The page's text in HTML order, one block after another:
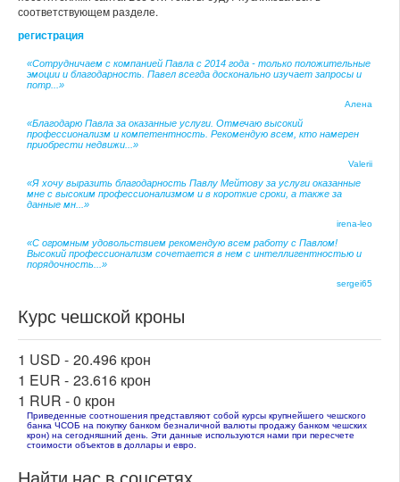
соответствующем разделе.
регистрация
«Сотрудничаем с компанией Павла с 2014 года - только положительные
эмоции и благодарность. Павел всегда досконально изучает запросы и
потр...»
Алена
«Благодарю Павла за оказанные услуги. Отмечаю высокий
профессионализм и компетентность. Рекомендую всем, кто намерен
приобрести недвижи...»
Valerii
«Я хочу выразить благодарность Павлу Мейтову за услуги оказанные
мне с высоким профессионализмом и в короткие сроки, а также за
данные мн...»
irena-leo
«С огромным удовольствием рекомендую всем работу с Павлом!
Высокий профессионализм сочетается в нем с интеллигентностью и
порядочность...»
sergei65
Курс чешской кроны
1 USD - 20.496 крон
1 EUR - 23.616 крон
1 RUR -0 крон
Приведенные соотношения представляют собой курсы крупнейшего чешского
банка ЧСОБ на покупку банком безналичной валюты продажу банком чешских
крон) на сегодняшний день. Эти данные используются нами при пересчете
стоимости объектов в доллары и евро.